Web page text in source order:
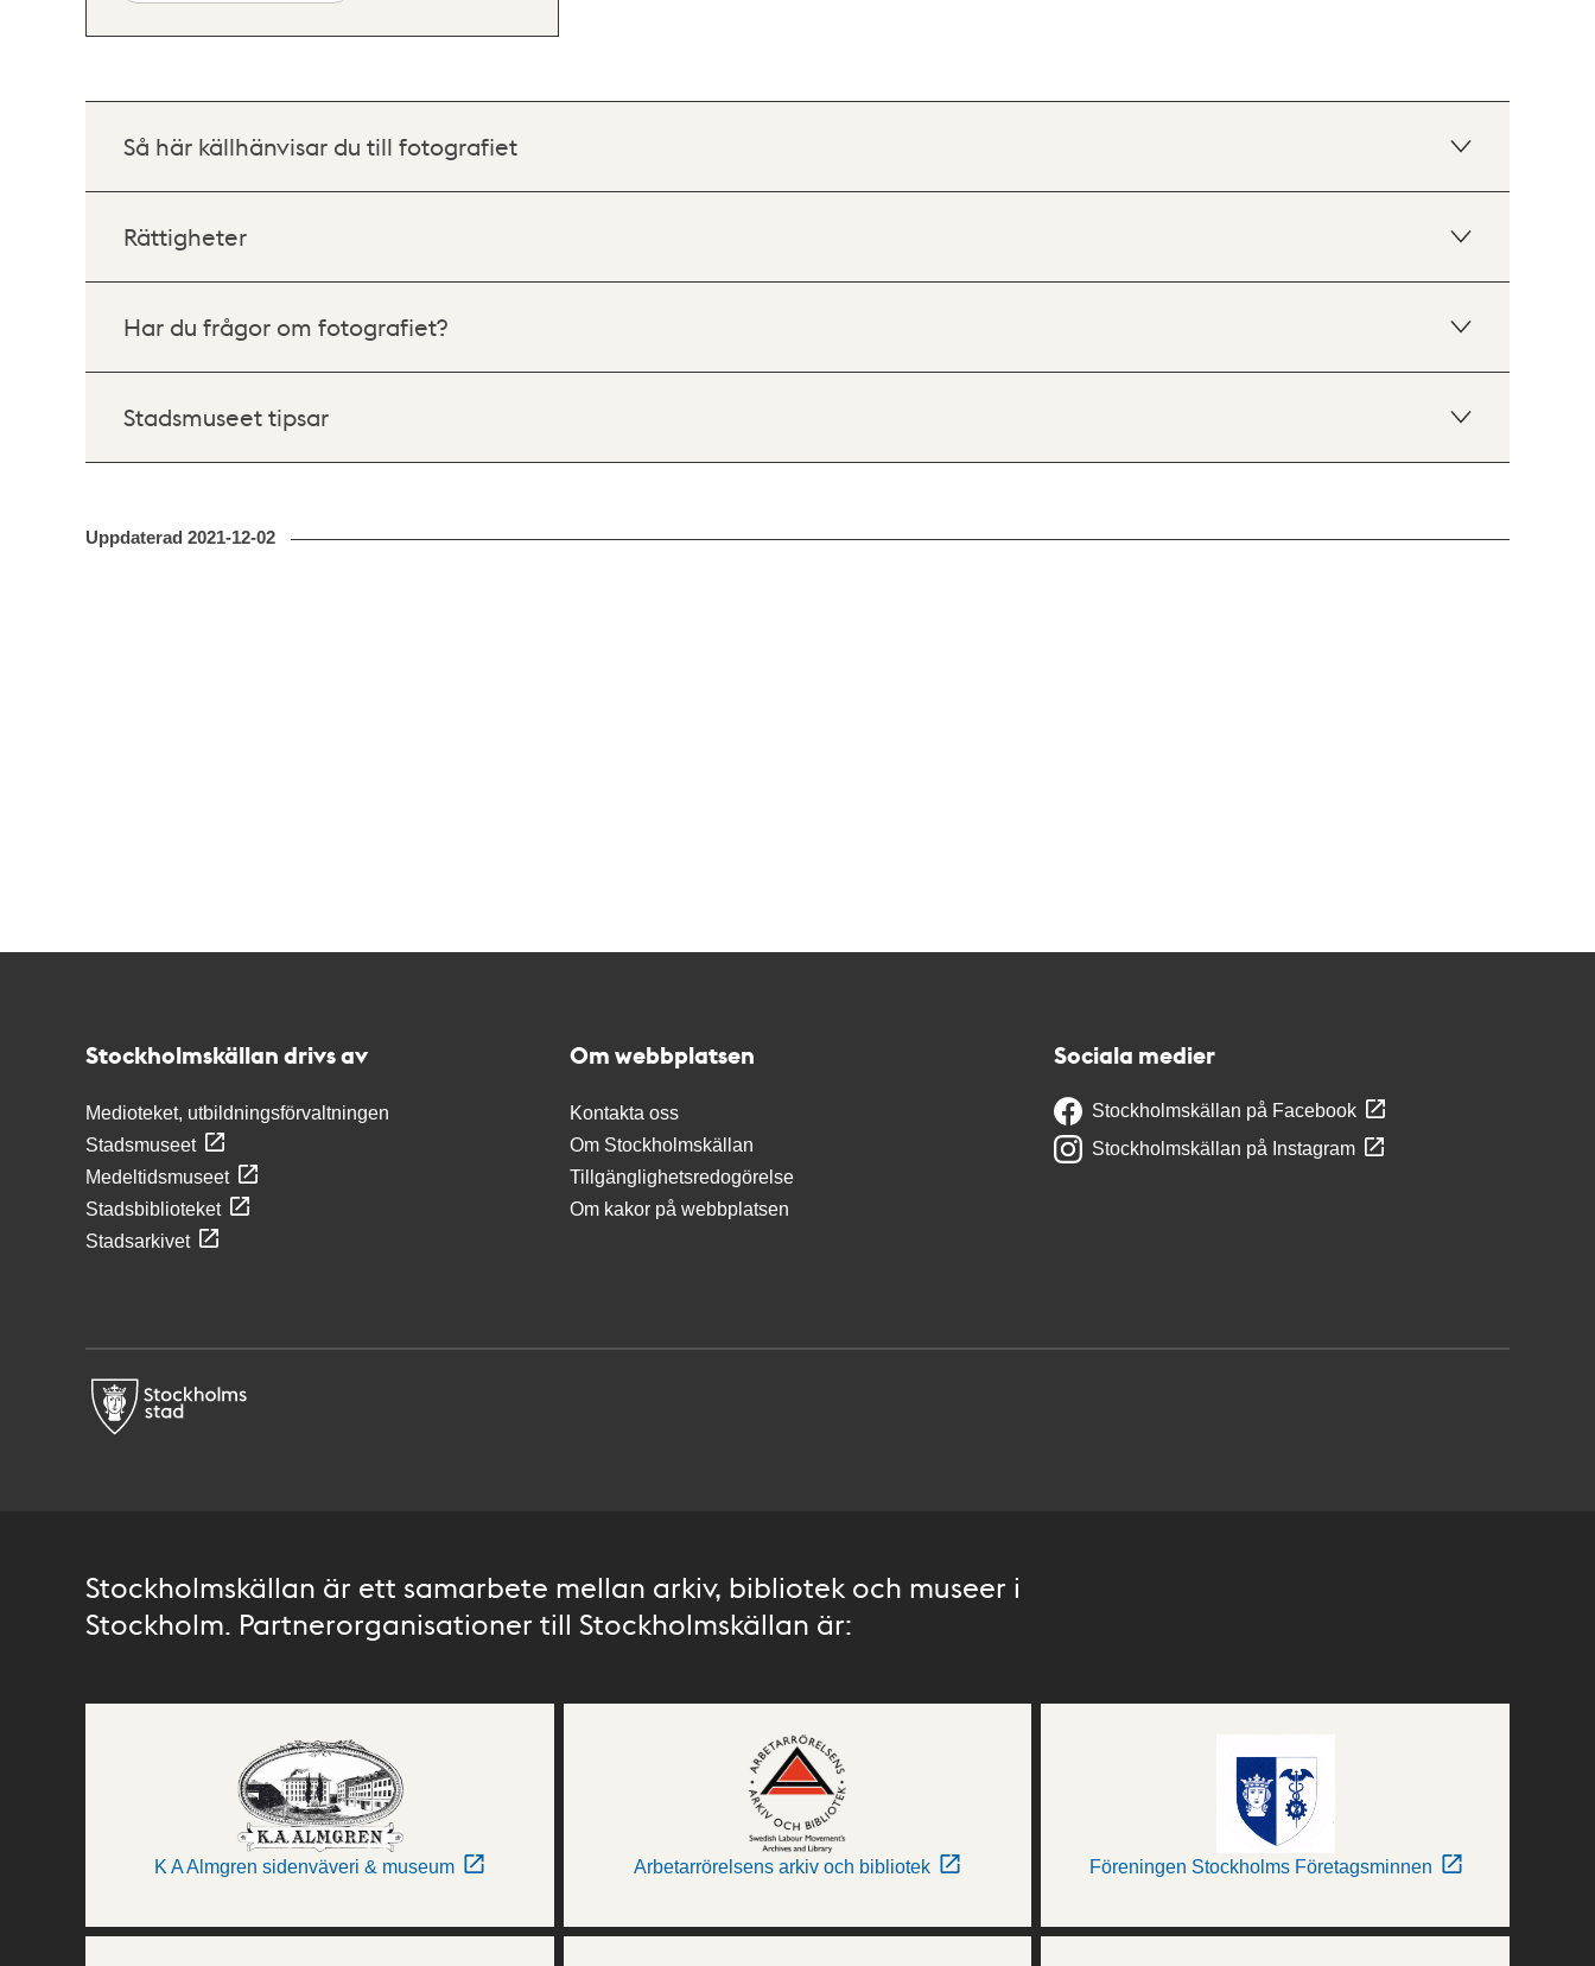
Så här källhänvisar du till fotografiet
Rättigheter
Har du frågor om fotografiet?
Stadsmuseet tipsar
Uppdaterad 2021-12-02
Stockholmskällan drivs av
Medioteket, utbildningsförvaltningen
Stadsmuseet
Medeltidsmuseet
Stadsbiblioteket
Stadsarkivet
Om webbplatsen
Kontakta oss
Om Stockholmskällan
Tillgänglighetsredogörelse
Om kakor på webbplatsen
Sociala medier
Stockholmskällan på Facebook
Stockholmskällan på Instagram
Stockholmskällan är ett samarbete mellan arkiv, bibliotek och museer i
Stockholm. Partnerorganisationer till Stockholmskällan är:
K A Almgren sidenväveri & museum Arbetarrörelsens arkiv och bibliotek Föreningen Stockholms Företagsminnen